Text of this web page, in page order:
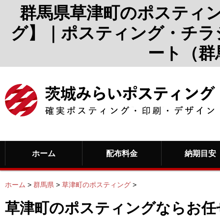
群馬県草津町のポスティ
グ】｜ポスティング・チ
ート（
ホーム 配布料金 納期目安
ホーム > 群馬県 > 草津町のポスティング >
草津町のポスティングならお